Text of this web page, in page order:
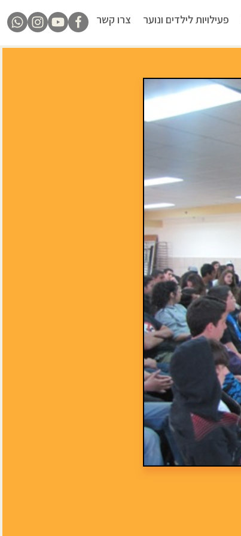
פעילויות לילדים ונוער צרו קשר